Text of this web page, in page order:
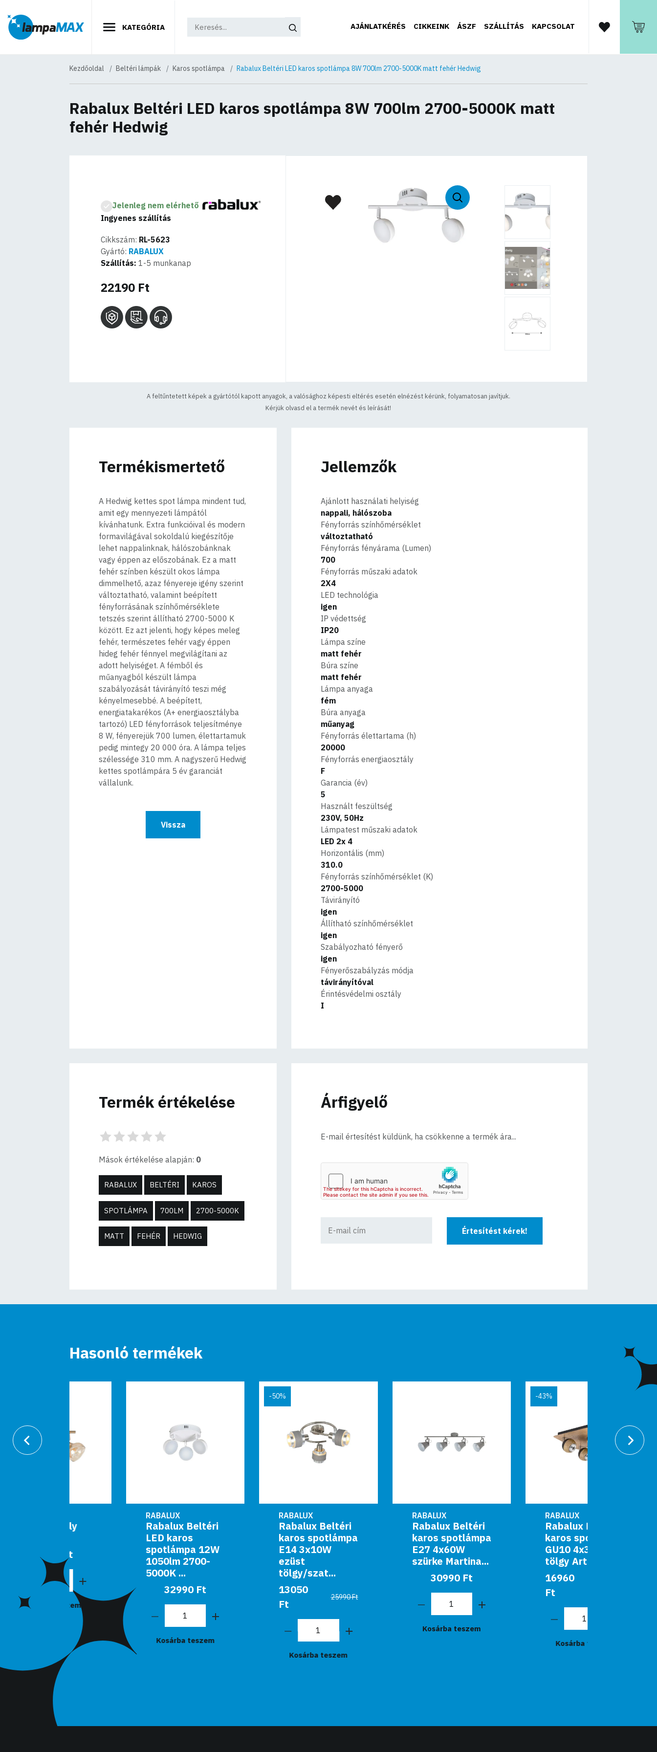
KATEGÓRIA AJÁNLATKÉRÉS CIKKEINK ÁSZF SZÁLLÍTÁS KAPCSOLAT
Kezdőoldal Beltéri lámpák Karos spotlámpa Rabalux Beltéri LED karos spotlámpa 8W 700lm 2700-5000K matt fehér Hedwig
Rabalux Beltéri LED karos spotlámpa 8W 700lm 2700-5000K matt
fehér Hedwig
Jelenleg nem elérhető
Ingyenes szállítás
Cikkszám: RL-5623
Gyártó: RABALUX
Szállítás: 1-5 munkanap
22190 Ft
A feltűntetett képek a gyártótól kapott anyagok, a valósághoz képesti eltérés esetén elnézést kérünk, folyamatosan javítjuk.
Kérjük olvasd el a termék nevét és leírását!
Termékismertető
A Hedwig kettes spot lámpa mindent tud,
amit egy mennyezeti lámpától
kívánhatunk. Extra funkcióival és modern
formavilágával sokoldalú kiegészítője
lehet nappalinknak, hálószobánknak
vagy éppen az előszobának. Ez a matt
fehér színben készült okos lámpa
dimmelhető, azaz fényereje igény szerint
változtatható, valamint beépített
fényforrásának színhőmérséklete
tetszés szerint állítható 2700-5000 K
között. Ez azt jelenti, hogy képes meleg
fehér, természetes fehér vagy éppen
hideg fehér fénnyel megvilágítani az
adott helyiséget. A fémből és
műanyagból készült lámpa
szabályozását távirányító teszi még
kényelmesebbé. A beépített,
energiatakarékos (A+ energiaosztályba
tartozó) LED fényforrások teljesítménye
8 W, fényerejük 700 lumen, élettartamuk
pedig mintegy 20 000 óra. A lámpa teljes
szélessége 310 mm. A nagyszerű Hedwig
kettes spotlámpára 5 év garanciát
vállalunk.
Vissza
Jellemzők
Ajánlott használati helyiség
nappali, hálószoba
Fényforrás színhőmérséklet
változtatható
Fényforrás fényárama (Lumen)
700
Fényforrás műszaki adatok
2X4
LED technológia
igen
IP védettség
IP20
Lámpa színe
matt fehér
Búra színe
matt fehér
Lámpa anyaga
fém
Búra anyaga
műanyag
Fényforrás élettartama (h)
20000
Fényforrás energiaosztály
F
Garancia (év)
5
Használt feszültség
230V, 50Hz
Lámpatest műszaki adatok
LED 2x 4
Horizontális (mm)
310.0
Fényforrás színhőmérséklet (K)
2700-5000
Távirányító
igen
Állítható színhőmérséklet
igen
Szabályozható fényerő
igen
Fényerőszabályzás módja
távirányítóval
Érintésvédelmi osztály
I
Termék értékelése
Mások értékelése alapján: 0
RABALUX BELTÉRI KAROS
SPOTLÁMPA 700LM 2700-5000K
MATT FEHÉR HEDWIG
Árfigyelő
E-mail értesítést küldünk, ha csökkenne a termék ára...
Értesítést kérek!
Hasonló termékek
Rabalux Beltéri
spotlámpa 12W
1050lm 2700-
32990 Ft
Kosárba teszem
Rabalux Beltéri
karos spotlámpa
tölgy/szat...
Kosárba teszem
Rabalux Beltéri
karos spotlámpa
szürke Martina...
Kosárba teszem
Rabalux Beltéri
karos spotlámpa
GU10 4x35W
Kosárba teszem